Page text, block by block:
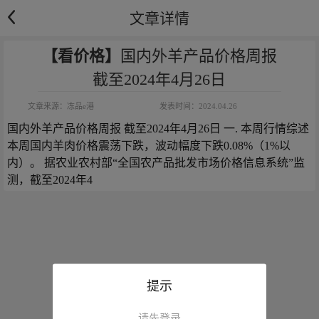
文章详情
【看价格】
国内外羊产品价格周报
截至2024年4月26日
文章来源： 冻品e港 发表时间： 2024.04.26
国内外羊产品价格周报 截至2024年4月26日 一. 本周行情综述
本周国内羊肉价格震荡下跌，波动幅度下跌0.08%（1%以
内）。 据农业农村部“全国农产品批发市场价格信息系统”监
测，截至2024年4
提示